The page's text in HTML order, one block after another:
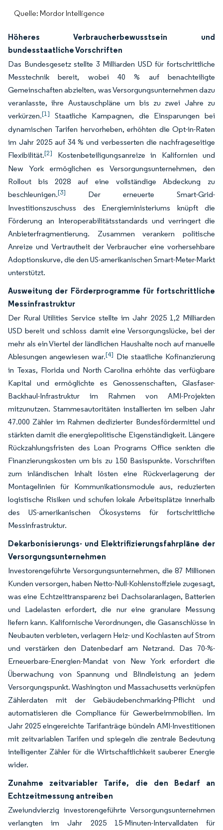
Quelle: Mordor Intelligence
Höheres Verbraucherbewusstsein und
bundesstaatliche Vorschriften
Das Bundesgesetz stellte 3 Milliarden USD für fortschrittliche
Messtechnik bereit, wobei 40 % auf benachteiligte
Gemeinschaften abzielten, was Versorgungsunternehmen dazu
veranlasste, ihre Austauschpläne um bis zu zwei Jahre zu
verkürzen.[1]
Staatliche Kampagnen, die Einsparungen bei
dynamischen Tarifen hervorheben, erhöhten die Opt-in-Raten
im Jahr 2025 auf 34 % und verbesserten die nachfrageseitige
Flexibilität.[2]
Kostenbeteiligungsanreize in Kalifornien und
New York ermöglichen es Versorgungsunternehmen, den
Rollout bis 2028 auf eine vollständige Abdeckung zu
beschleunigen.[3]
Der erneuerte Smart-Grid-
Investitionszuschuss des Energieministeriums knüpft die
Förderung an Interoperabilitätsstandards und verringert die
Anbieterfragmentierung. Zusammen verankern politische
Anreize und Vertrautheit der Verbraucher eine vorhersehbare
Adoptionskurve, die den US-amerikanischen Smart-Meter-Markt
unterstützt.
Ausweitung der Förderprogramme für fortschrittliche
Messinfrastruktur
Der Rural Utilities Service stellte im Jahr 2025 1,2 Milliarden
USD bereit und schloss damit eine Versorgungslücke, bei der
mehr als ein Viertel der ländlichen Haushalte noch auf manuelle
Ablesungen angewiesen war.[4] Die staatliche Kofinanzierung
in Texas, Florida und North Carolina erhöhte das verfügbare
Kapital und ermöglichte es Genossenschaften, Glasfaser-
Backhaul-Infrastruktur im Rahmen von AMI-Projekten
mitzunutzen. Stammesautoritäten installierten im selben Jahr
47.000 Zähler im Rahmen dedizierter Bundesfördermittel und
stärkten damit die energiepolitische Eigenständigkeit. Längere
Rückzahlungsfristen des Loan Programs Office senkten die
Finanzierungskosten um bis zu 150 Basispunkte. Vorschriften
zum inländischen Inhalt lösten eine Rückverlagerung der
Montagelinien für Kommunikationsmodule aus, reduzierten
logistische Risiken und schufen lokale Arbeitsplätze innerhalb
des US-amerikanischen Ökosystems für fortschrittliche
Messinfrastruktur.
Dekarbonisierungs- und Elektrifizierungsfahrpläne der
Versorgungsunternehmen
Investorengeführte Versorgungsunternehmen, die 87 Millionen
Kunden versorgen, haben Netto-Null-Kohlenstoffziele zugesagt,
was eine Echtzeittransparenz bei Dachsolaranlagen, Batterien
und Ladelasten erfordert, die nur eine granulare Messung
liefern kann. Kalifornische Verordnungen, die Gasanschlüsse in
Neubauten verbieten, verlagern Heiz- und Kochlasten auf Strom
und verstärken den Datenbedarf am Netzrand. Das 70-%-
Erneuerbare-Energien-Mandat von New York erfordert die
Überwachung von Spannung und Blindleistung an jedem
Versorgungspunkt. Washington und Massachusetts verknüpfen
Zählerdaten mit der Gebäudebenchmarking-Pflicht und
automatisieren die Compliance für Gewerbeimmobilien. Im
Jahr 2025 eingereichte Tarifanträge bündeln AMI-Investitionen
mit zeitvariablen Tarifen und spiegeln die zentrale Bedeutung
intelligenter Zähler für die Wirtschaftlichkeit sauberer Energie
wider.
Zunahme zeitvariabler Tarife, die den Bedarf an
Echtzeitmessung antreiben
Zweiundvierzig investorengeführte Versorgungsunternehmen
verlangten im Jahr 2025 15-Minuten-Intervalldaten für